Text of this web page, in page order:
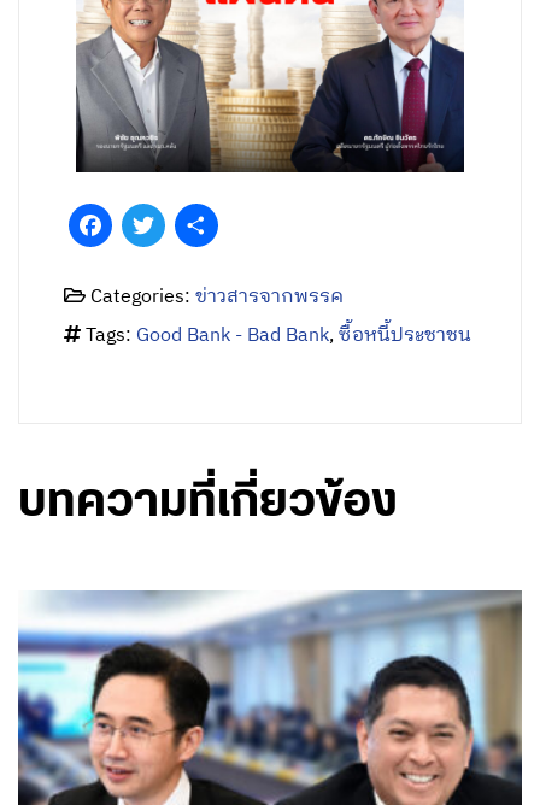
FacebookTwitter
Categories:ข่าวสารจากพรรค
Tags: Good Bank - Bad Bank,ซื้อหนี้ประชาชน
บทความที่เกี่ยวข้อง